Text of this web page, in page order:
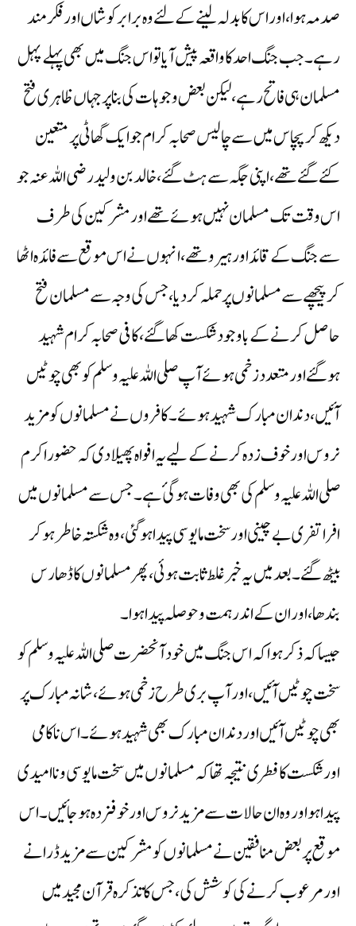
صدمہ ہوا، اور اس کا بدلہ لینے کے لئے وہ برابر کوشاں اور فکر مند
رہے۔ جب جنگ احد کا واقعہ پیش آیا تو اس جنگ میں بھی پہلے پہل
مسلمان ہی فاتح رہے، لیکن بعض وجوہات کی بنا پر جہاں ظاہری فتح
دیکھ کر پچاس میں سے چالیس صحابہ کرام جو ایک گھاٹی پر متعین
کئے گئے تھے ، اپنی جگہ سے ہٹ گئے، خالد بن ولید رضی اللہ عنہ جو
اس وقت تک مسلمان نہیں ہوئے تھے اور مشرکین کی طرف
سے جنگ کے قائد اور ہیرو تھے، انہوں نے اس موقع سے فائدہ اٹھا
کر پیچھے سے مسلمانوں پر حملہ کر دیا، جس کی وجہ سے مسلمان فتح
حاصل کرنے کے باوجود شکست کھا گئے، کافی صحابہ کرام شہید
ہوگئے اور متعدد زخمی ہوئے آپ صلی اللہ علیہ وسلم کو بھی چوٹیں
آئیں ،دندان مبارک شہید ہوئے ۔ کافروں نے مسلمانوں کو مزید
نروس اور خوف زدہ کرنے کے لیے یہ افواہ پھیلا دی کہ حضور اکرم
صلی اللہ علیہ وسلم کی بھی وفات ہوگئ ہے۔جس سے مسلمانوں میں
افرا تفری بے چینی اور سخت مایوسی پیدا ہوگئی، وہ شکستہ خاطر ہوکر
بیٹھ گئے ۔ بعد میں یہ خبر غلط ثابت ہوئی، پھر مسلمانوں کا ڈھارس
بندھا، اور ان کے اندر ہمت و حوصلہ پیدا ہوا ۔
جیسا کہ ذکر ہوا کہ اس جنگ میں خود آنحضرت صلی اللہ علیہ وسلم کو
سخت چوٹیں آئیں، اور آپ بری طرح زخمی ہوئے، شانہ مبارک پر
بھی چوٹیں آئیں اور دندان مبارک بھی شہید ہوئے ۔ اس ناکامی
اور شکست کا فطری نتیجہ تھا کہ مسلمانوں میں سخت مایوسی و نا امیدی
پیدا ہو اور وہ ان حالات سے مزید نروس اور خوفزدہ ہوجائیں ۔ اس
موقع پر بعض منافقین نے مسلمانوں کو مشرکین سے مزید ڈرانے
اور مرعوب کرنے کی کوشش کی، جس کا تذکرہ قرآن مجید میں